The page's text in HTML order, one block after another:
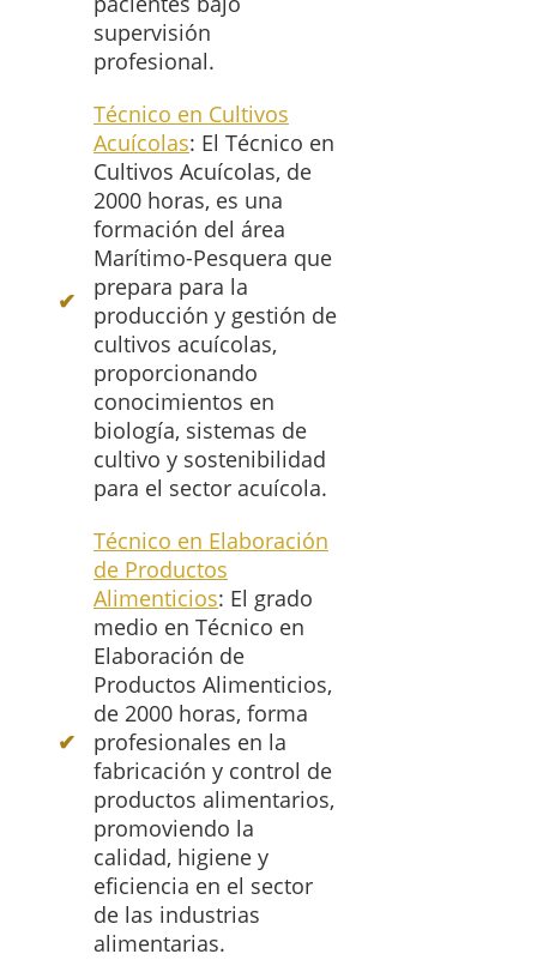
supervisión
profesional.
Técnico en Cultivos
Acuícolas: El Técnico en
Cultivos Acuícolas, de
2000 horas, es una
formación del área
Marítimo-Pesquera que
prepara para la
producción y gestión de
cultivos acuícolas,
proporcionando
conocimientos en
biología, sistemas de
cultivo y sostenibilidad
para el sector acuícola.
Técnico en Elaboración
de Productos
Alimenticios: El grado
medio en Técnico en
Elaboración de
Productos Alimenticios,
de 2000 horas, forma
profesionales en la
fabricación y control de
productos alimentarios,
promoviendo la
calidad, higiene y
eficiencia en el sector
de las industrias
alimentarias.